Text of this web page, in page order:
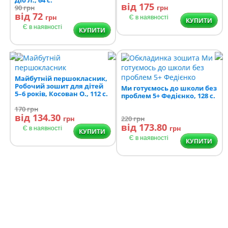
90грн
від 72 грн
Є в наявності КУПИТИ
від 175 грн
Є в наявності КУПИТИ
Майбутній першокласник,
Робочий зошит для дітей
5–6 років, Косован О., 112 с.
170грн
від 134.30 грн
Є в наявності КУПИТИ
Ми готуємось до школи без
проблем 5+ Федієнко, 128 с.
220грн
від 173.80 грн
Є в наявності КУПИТИ